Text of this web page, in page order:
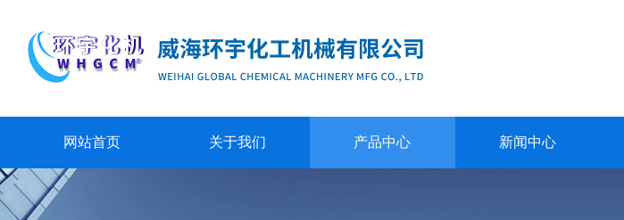
网站首页 关于我们 产品中心 新闻中心